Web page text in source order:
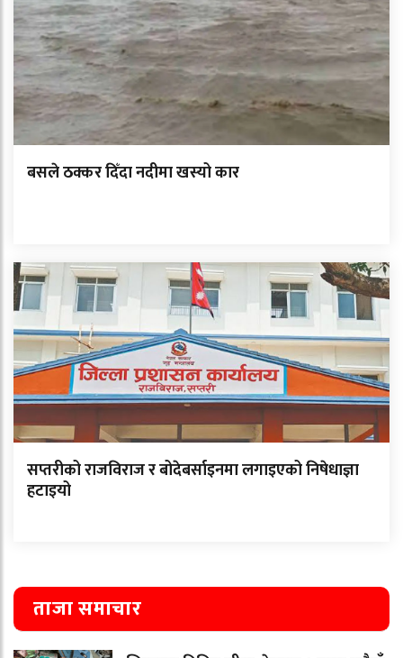
बसले ठक्कर दिँदा नदीमा खस्यो कार
सप्तरीको राजविराज र बोदेबर्साइनमा लगाइएको निषेधाज्ञा
हटाइयो
ताजा समाचार